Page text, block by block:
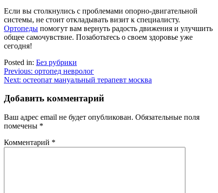
Если вы столкнулись с проблемами опорно-двигательной
системы, не стоит откладывать визит к специалисту.
Ортопеды помогут вам вернуть радость движения и улучшить
общее самочувствие. Позаботьтесь о своем здоровье уже
сегодня!
Posted in: Без рубрики
Навигация
по
записям
Previous: ортопед невролог
Next: остеопат мануальный терапевт москва
Добавить комментарий
Ваш адрес email не будет опубликован. Обязательные поля
помечены *
Комментарий *